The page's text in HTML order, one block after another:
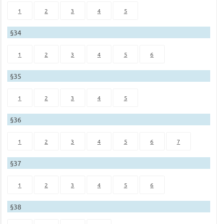
1 2 3 4 5
§34
1 2 3 4 5 6
§35
1 2 3 4 5
§36
1 2 3 4 5 6 7
§37
1 2 3 4 5 6
§38